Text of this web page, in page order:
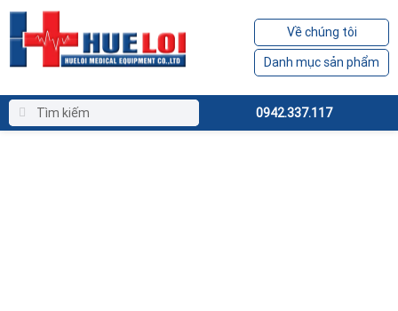
Về chúng tôi
Danh mục sản phẩm
0942.337.117